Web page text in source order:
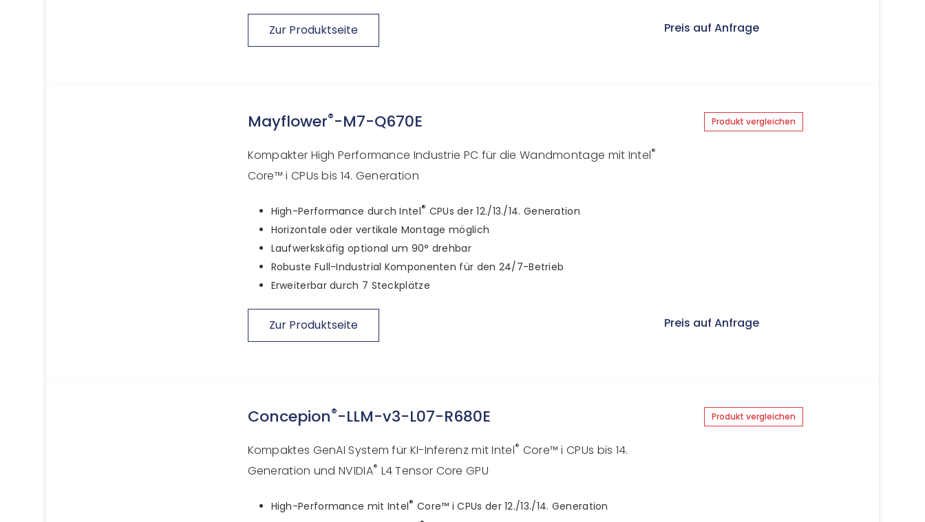
Zur Produktseite Preis auf Anfrage
Mayflower®-M7-Q670E
Kompakter High Performance Industrie PC für die Wandmontage mit Intel®
Core™ i CPUs bis 14. Generation
High-Performance durch Intel® CPUs der 12./13./14. Generation
Horizontale oder vertikale Montage möglich
Laufwerkskäfig optional um 90° drehbar
Robuste Full-Industrial Komponenten für den 24/7-Betrieb
Erweiterbar durch 7 Steckplätze
Zur Produktseite
Produkt vergleichen
Preis auf Anfrage
Concepion®-LLM-v3-L07-R680E
Kompaktes GenAI System für KI-Inferenz mit Intel® Core™ i CPUs bis 14.
Generation und NVIDIA® L4 Tensor Core GPU
High-Performance mit Intel® Core™ i CPUs der 12./13./14. Generation
Produkt vergleichen